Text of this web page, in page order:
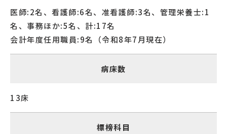
医師:2名、看護師:6名、准看護師:3名、管理栄養士:1
名、事務ほか:5名、計:17名
会計年度任用職員:9名（令和8年7月現在）
病床数
13床
標榜科目